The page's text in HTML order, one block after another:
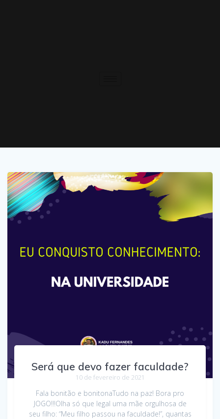
Será que devo fazer faculdade?
10 de fevereiro de 2021
Fala bonitão e bonitonaTudo na paz! Bora pro
JOGO!!!Olha só que legal uma mãe orgulhosa de
seu filho: “Meu filho passou na faculdade!”, quantas